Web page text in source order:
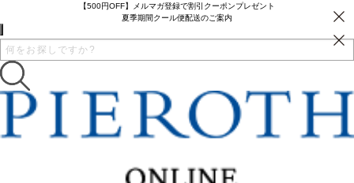
【500円OFF】メルマガ登録で割引クーポンプレゼント
夏季期間クール便配送のご案内